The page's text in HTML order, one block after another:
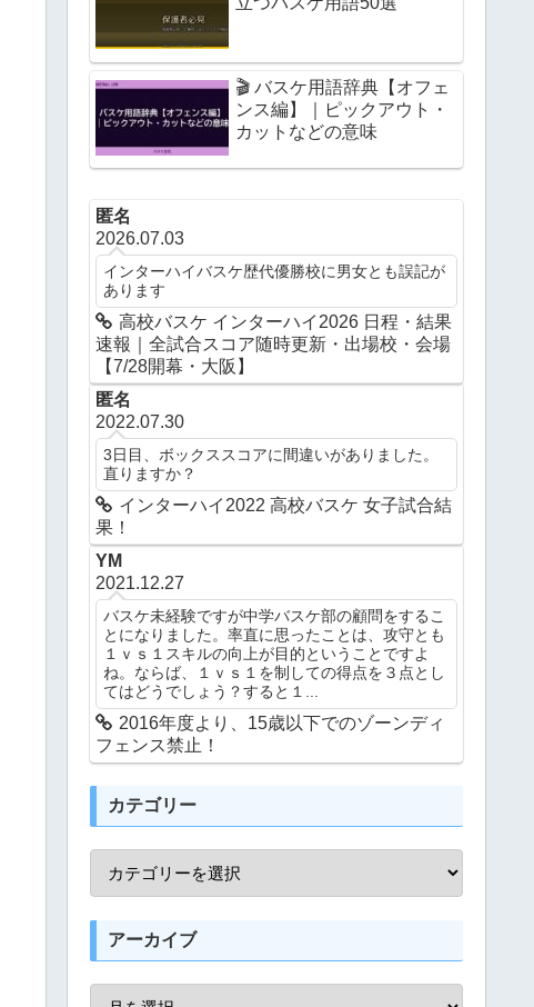
🎬 バスケ用語辞典【オフェ
ンス編】｜ピックアウト・
カットなどの意味
匿名
2026.07.03
インターハイバスケ歴代優勝校に男女とも誤記が
あります
高校バスケ インターハイ2026 日程・結果
速報｜全試合スコア随時更新・出場校・会場
【7/28開幕・大阪】
匿名
2022.07.30
3日目、ボックススコアに間違いがありました。
直りますか？
インターハイ2022 高校バスケ 女子試合結
果！
YM
2021.12.27
バスケ未経験ですが中学バスケ部の顧問をするこ
とになりました。率直に思ったことは、攻守とも
１ｖｓ１スキルの向上が目的ということですよ
ね。ならば、１ｖｓ１を制しての得点を３点とし
てはどうでしょう？すると１...
2016年度より、15歳以下でのゾーンディ
フェンス禁止！
カテゴリー
アーカイブ